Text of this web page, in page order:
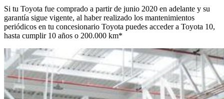
Si tu Toyota fue comprado a partir de junio 2020 en adelante y su
garantía sigue vigente, al haber realizado los mantenimientos
periódicos en tu concesionario Toyota puedes acceder a Toyota 10,
hasta cumplir 10 años o 200.000 km*